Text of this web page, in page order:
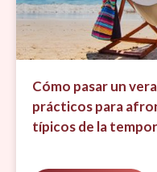
Cómo pasar un
prácticos para
típicos de la